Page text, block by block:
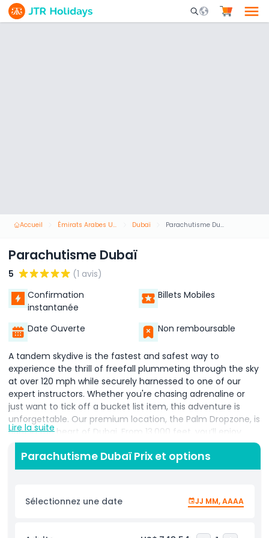
Mobile Search
Accueil Émirats Arabes Unis Dubaï Parachutisme Dubaï
Parachutisme Dubaï
5
(1 avis)
Confirmation
instantanée
Billets Mobiles
Date Ouverte Non remboursable
A tandem skydive is the fastest and safest way to
experience the thrill of freefall plummeting through the sky
at over 120 mph while securely harnessed to one of our
expert instructors. Whether you're chasing adrenaline or
just want to tick off a bucket list item, this adventure is
unforgettable. Our premium location, the Palm Dropzone, is
right in the heart of Dubai. From 13,000 feet, you’ll enjoy
breathtaking views of the iconic Palm Jumeirah island a
truly one of a kind perspective of the city. Every tandem
package includes high quality photos and a professionally
hour after landing. Want something more shareable? You
can upgrade to receive a 1 minute highlight reel perfect for
adventure. Optional third party insurance is available too.
Lire la suite
Parachutisme Dubaï Prix et options
Sélectionnez une date JJ MM, AAAA